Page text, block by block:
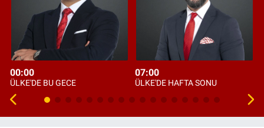
00:00
ÜLKE'DE BU GECE
07:00
ÜLKE'DE HAFTA SONU